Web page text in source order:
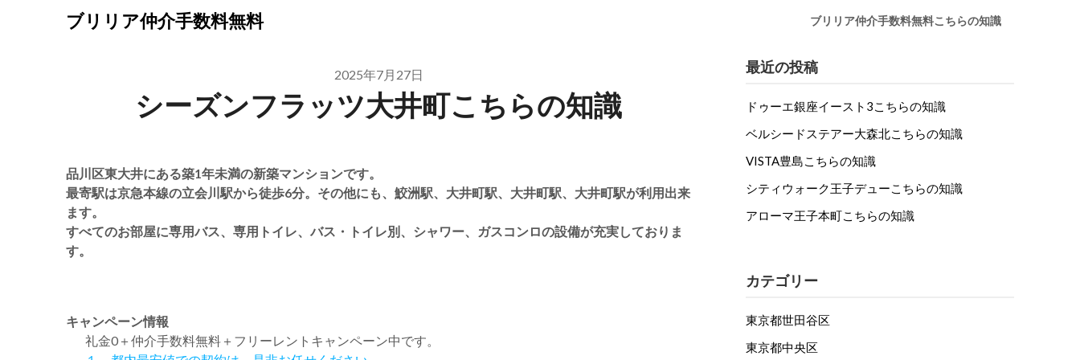
ブリリア仲介手数料無料 ブリリア仲介手数料無料こちらの知識
2025年7月27日
シーズンフラッツ大井町こちらの知識
品川区東大井にある築1年未満の新築マンションです。
最寄駅は京急本線の立会川駅から徒歩6分。その他にも、鮫洲駅、大井町駅、大井町駅、大井町駅が利用出来
ます。
すべてのお部屋に専用バス、専用トイレ、バス・トイレ別、シャワー、ガスコンロの設備が充実しておりま
す。
キャンペーン情報
礼金0 ＋仲介手数料無料 ＋ フリーレント キャンペーン中です。
最近の投稿
ドゥーエ銀座イースト3こちらの知識
ベルシードステアー大森北こちらの知識
VISTA豊島こちらの知識
シティウォーク王子デューこちらの知識
アローマ王子本町こちらの知識
カテゴリー
東京都世田谷区
東京都中央区